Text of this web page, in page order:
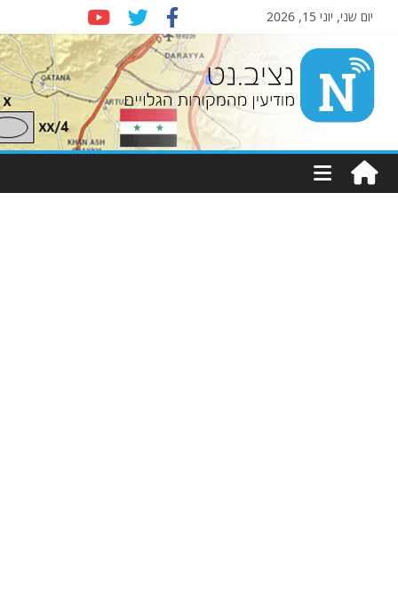
יום שני, יוני 15, 2026
Nziv.net
מודיעין
מהמקורות